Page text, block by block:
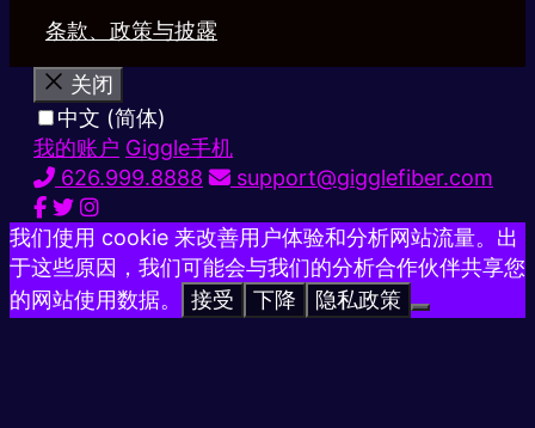
条款、政策与披露
关闭
中文 (简体)
我的账户 Giggle手机
626.999.8888
support@gigglefiber.com
我们使用 cookie 来改善用户体验和分析网站流量。出
于这些原因，我们可能会与我们的分析合作伙伴共享您
的网站使用数据。
接受 下降 隐私政策